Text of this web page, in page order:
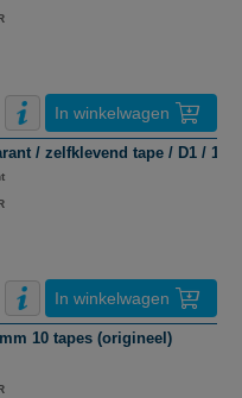
In winkelwagen
/ zelfklevend tape / D1 /
In winkelwagen
10 tapes (origineel)